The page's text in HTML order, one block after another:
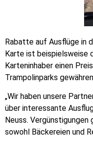
Rabatte auf Ausflüge in
Karte ist beispielsweise
Karteninhaber einen
Trampolinparks
„Wir haben unsere
über interessante
Neuss.
sowohl Bäckereien und